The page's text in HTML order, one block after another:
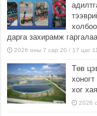
дарга захирамж
2026 оны 7 сар 20 / 17 цаг
Төв
хог
2026